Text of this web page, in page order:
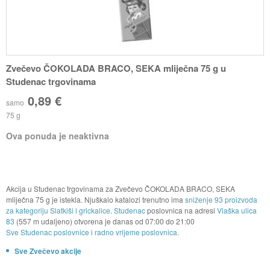
Zvečevo ČOKOLADA BRACO, SEKA mliječna 75 g u
Studenac trgovinama
samo 0,89 €
75 g
Ova ponuda je neaktivna
Akcija u Studenac trgovinama za Zvečevo ČOKOLADA BRACO, SEKA
mliječna 75 g je istekla. Njuškalo katalozi trenutno ima sniženje 93 proizvoda
za kategoriju Slatkiši i grickalice. Studenacposlovnica na adresi Vlaška ulica
83 (557 m udaljeno) otvorena je danas od 07:00 do 21:00
Sve Studenac poslovnice i radno vrijeme poslovnica.
Sve Zvečevo akcije